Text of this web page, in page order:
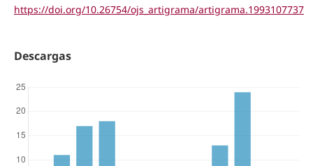
https://doi.org/10.26754/ojs_artigrama/artigrama.1993107737
Descargas